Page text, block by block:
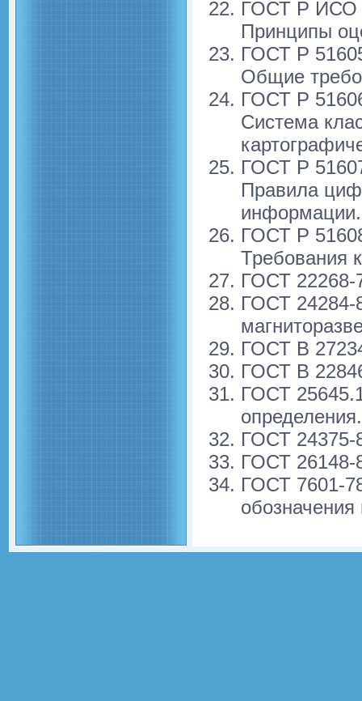
ГОСТ Р ИСО
Принципы
ГОСТ Р
Общие
ГОСТ Р
Система
ГОСТ Р
Правила
ГОСТ Р
Требования
ГОСТ 22268-
ГОСТ 24284-
ГОСТ В
ГОСТ В
ГОСТ
определения.
ГОСТ 24375-
ГОСТ 26148-
ГОСТ 7601-